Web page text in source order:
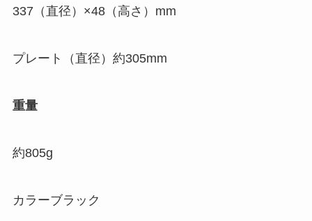
337（直径）×48（高さ）mm
プレート（直径）約305mm
重量
約805g
カラーブラック